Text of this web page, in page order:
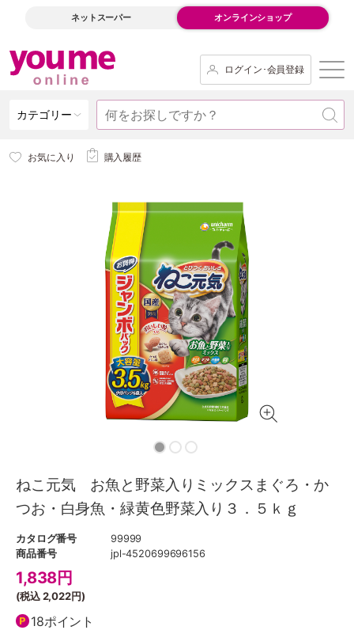
ネットスーパー オンラインショップ
ログイン･会員登録
カテゴリー
お気に入り 購入履歴
ねこ元気 お魚と野菜入りミックスまぐろ・か
つお・白身魚・緑黄色野菜入り３．５ｋｇ
カタログ番号
99999
商品番号
jpl-4520699696156
1,838円
(税込2,022円)
18ポイント